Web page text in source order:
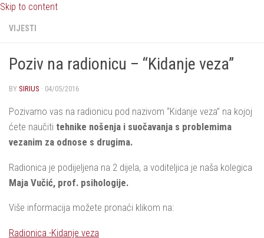
Skip to content
VIJESTI
Poziv na radionicu – “Kidanje veza”
BY SIRIUS · 04/05/2016
Pozivamo vas na radionicu pod nazivom “Kidanje veza” na kojoj
ćete naučiti tehnike nošenja i suočavanja s problemima
vezanim za odnose s drugima.
Radionica je podijeljena na 2 dijela, a voditeljica je naša kolegica
Maja Vučić, prof. psihologije.
Više informacija možete pronaći klikom na:
Radionica -Kidanje veza